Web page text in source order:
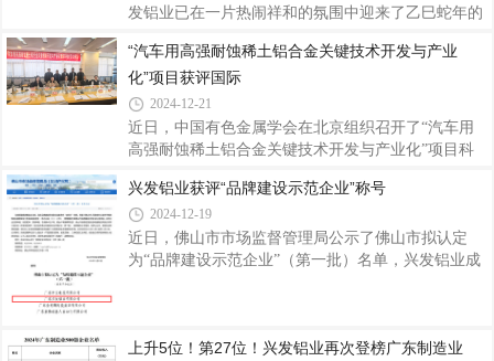
发铝业已在一片热闹祥和的氛围中迎来了乙巳蛇年的
着喜庆的气息，以满满的仪式感开启了2025年的新征
程。鞭炮齐鸣启新程开工现场，鞭炮整齐环绕排列，
一场燃放鞭炮仪式正式拉开了新一年奋斗的序幕。随
着开工吉时的临近，公司员工们纷纷聚集在空旷区
域，鞭炮被点燃瞬间，噼里啪啦的声响顿时响彻四
红红火火、蒸蒸日上。为祈求新的一年生意兴隆、诸
事顺遂，公司精心筹备了充满传统韵味与美好寓意
“汽车用高强耐蚀稀土铝合金关键技术开发与产业
化”项目获评国际
2024-12-21
近日，中国有色金属学会在北京组织召开了“汽车用
高强耐蚀稀土铝合金关键技术开发与产业化”项目科
公司、佛山大学、江西理工大学共同完成。评价会邀
请了中铝科学技术研究院教授级高工娄花芬、北京科
技大学教授连芳、中国有色金属学会教授级高工张洪
国、中国有研科技集团有限公司教授级高工闫丽珍、
资料，通过讨论质询，与会专家一致认为，“汽
兴发铝业获评“品牌建设示范企业”称号
2024-12-19
近日，佛山市市场监督管理局公示了佛山市拟认定
为“品牌建设示范企业”（第一批）名单，兴发铝业成
业自1984年创立以来，积极参与标准的起草编制工
上升5位！第27位！兴发铝业再次登榜广东制造业